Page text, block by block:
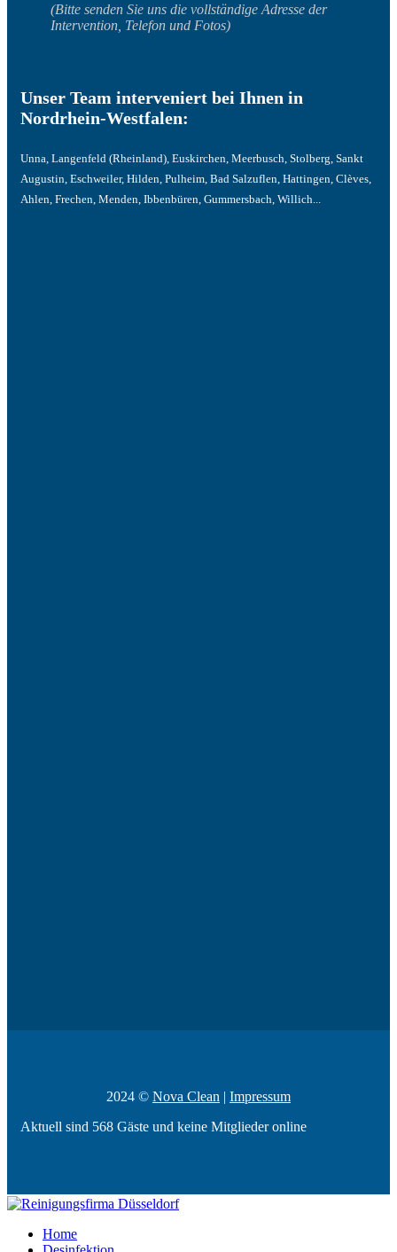
(Bitte senden Sie uns die vollständige Adresse der
Intervention, Telefon und Fotos)
Unser Team interveniert bei Ihnen in
Nordrhein-Westfalen:
Unna, Langenfeld (Rheinland), Euskirchen, Meerbusch, Stolberg, Sankt
Augustin, Eschweiler, Hilden, Pulheim, Bad Salzuflen, Hattingen, Clèves,
Ahlen, Frechen, Menden, Ibbenbüren, Gummersbach, Willich...
2024 © Nova Clean | Impressum
Aktuell sind 568 Gäste und keine Mitglieder online
Home